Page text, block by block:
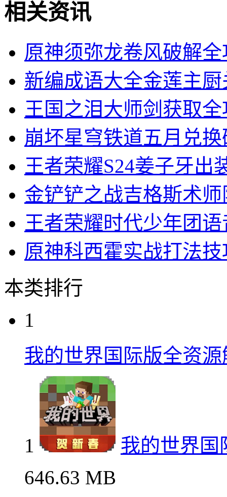
相关资讯
原神须弥龙卷风破解全
新编成语大全金莲主
王国之泪大师剑获取
崩坏星穹铁道五月兑
王者荣耀S24姜子牙出
金铲铲之战吉格斯术
王者荣耀时代少年团
原神科西霍实战打法
本类排行
1
我的世界国际版全资
1
我的世界国
646.63 MB